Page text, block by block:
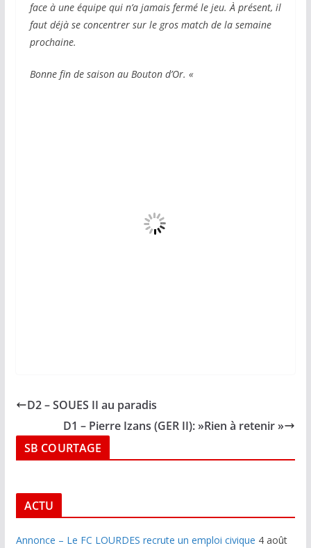
face à une équipe qui n’a jamais fermé le jeu. À présent, il
faut déjà se concentrer sur le gros match de la semaine
prochaine.
Bonne fin de saison au Bouton d’Or. «
D2 – SOUES II au paradis
D1 – Pierre Izans (GER II): »Rien à retenir »
SB COURTAGE
ACTU
Annonce – Le FC LOURDES recrute un emploi civique 4 août